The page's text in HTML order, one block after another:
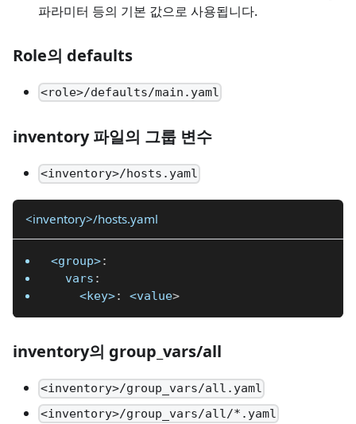
파라미터 등의 기본 값으로 사용됩니다.
Role의 defaults
<role>/defaults/main.yaml
inventory 파일의 그룹 변수
<inventory>/hosts.yaml
<inventory>/hosts.yaml
<group>:
vars :
<key>: <value>
inventory의 group_vars/all
<inventory>/group_vars/all.yaml
<inventory>/group_vars/all/*.yaml